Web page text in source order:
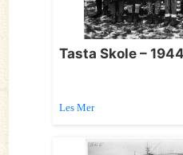
Tasta Skole –
Les Mer